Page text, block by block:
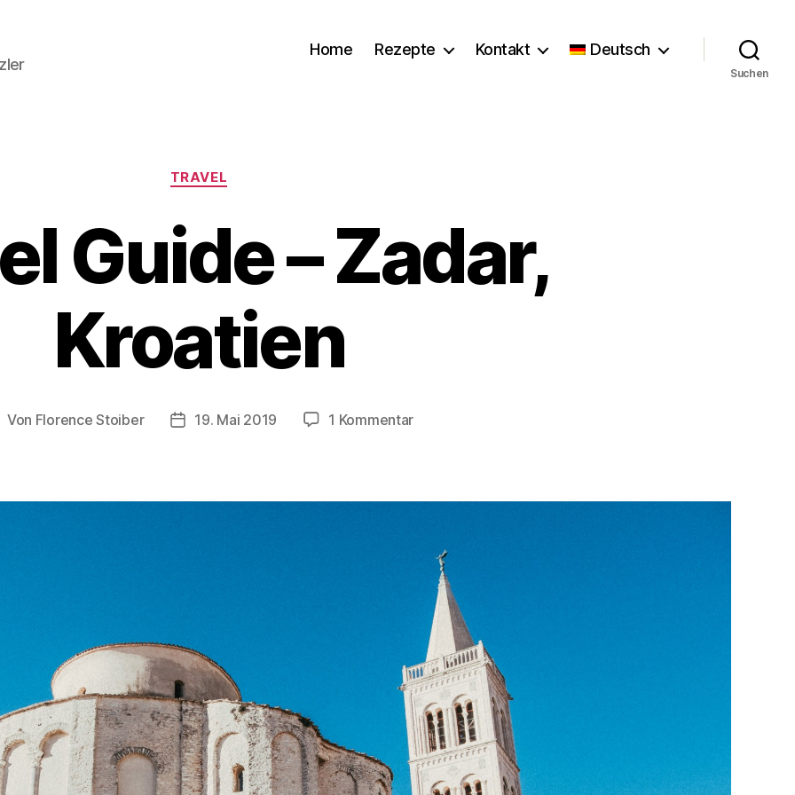
Home Rezepte Kontakt Deutsch
Suchen
Kategorien
TRAVEL
Guide – Zadar,
Kroatien
Von Florence Stoiber Veröffentlichungsdatum
19. Mai 2019 1 Kommentarzu
Zadar,